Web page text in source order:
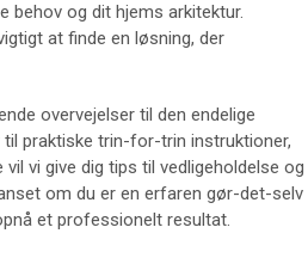
behov og dit hjems arkitektur.
at finde en løsning, der
overvejelser til den endelige
praktiske trin-for-trin instruktioner,
vi give dig tips til vedligeholdelse og
om du er en erfaren gør-det-selv
et professionelt resultat.